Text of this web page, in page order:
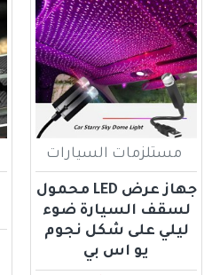
مستلزمات السيارات
جهاز عرض LED محمول
لسقف السيارة ضوء
ليلي على شكل نجوم
يو اس بي